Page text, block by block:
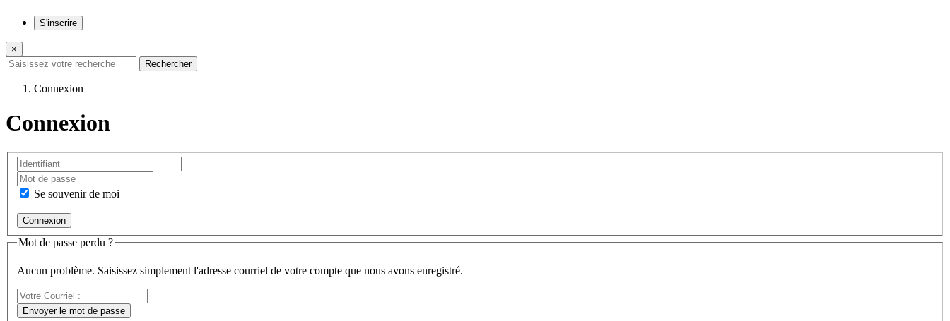
S'inscrire
×
Connexion
Connexion
Se souvenir de moi
Mot de passe perdu ?
Aucun problème. Saisissez simplement l'adresse courriel de votre compte que nous avons enregistré.
Votre
Courriel
Envoyer le mot de passe